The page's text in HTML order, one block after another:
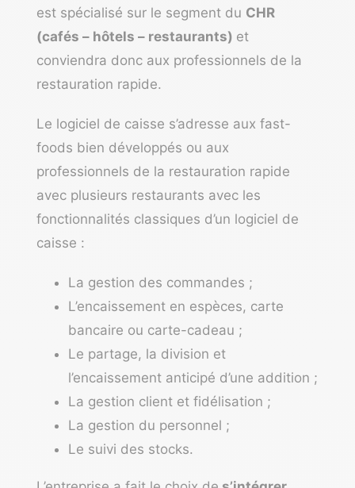
est spécialisé sur le segment du CHR
(cafés – hôtels – restaurants) et
conviendra donc aux professionnels de la
restauration rapide.
Le logiciel de caisse s’adresse aux fast-
foods bien développés ou aux
professionnels de la restauration rapide
avec plusieurs restaurants avec les
fonctionnalités classiques d’un logiciel de
caisse :
La gestion des commandes ;
L’encaissement en espèces, carte
bancaire ou carte-cadeau ;
Le partage, la division et
l’encaissement anticipé d’une addition ;
La gestion client et fidélisation ;
La gestion du personnel ;
Le suivi des stocks.